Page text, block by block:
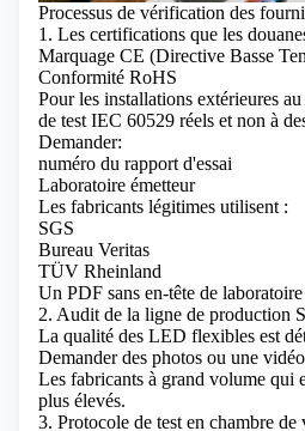
Processus de vérification des
1. Les certifications que les
Marquage CE (Directive Basse
Conformité RoHS
Pour les installations extérieures
de test IEC 60529 réels et non à
Demander:
numéro du rapport d'essai
Laboratoire émetteur
Les fabricants légitimes utilisent :
SGS
Bureau Veritas
TÜV Rheinland
Un PDF sans en-tête de
2. Audit de la ligne de production
La qualité des LED flexibles est
Demander des photos ou une
Les fabricants à grand volume qui
plus élevés.
3. Protocole de test en chambre de